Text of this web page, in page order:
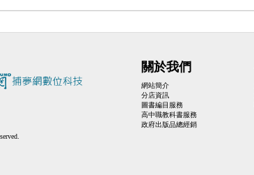
關於我們
網站簡介
分店資訊
圖書編目服務
高中職教科書服務
政府出版品總經銷